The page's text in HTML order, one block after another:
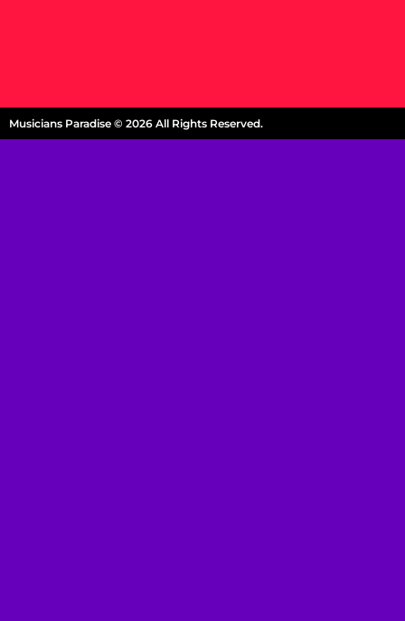
Musicians Paradise © 2026 All Rights Reserved.